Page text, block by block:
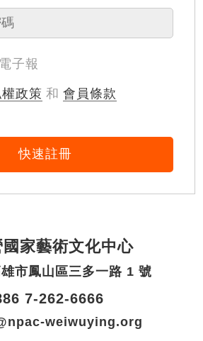
子報
權政策 和 會員條款
快速註冊
家藝術文化中心
市鳳山區三多一路 1 號
7-262-6666
weiwuying.org